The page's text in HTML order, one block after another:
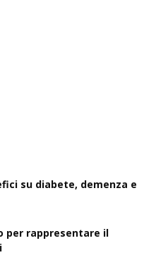
su diabete, demenza e
per rappresentare il